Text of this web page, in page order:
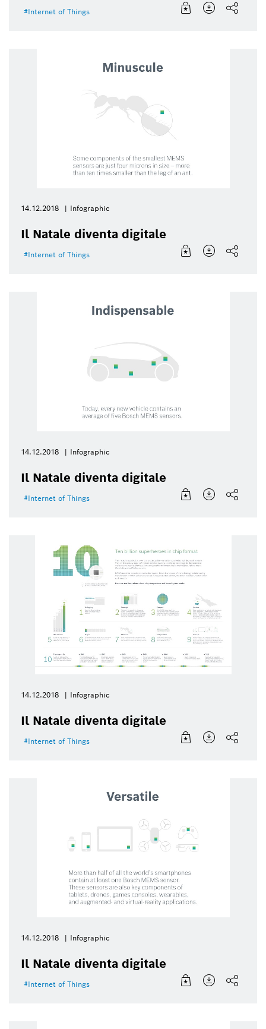
Internet of Things
14.12.2018 Infographic
Il Natale diventa digitale
Internet of Things
14.12.2018 Infographic
Il Natale diventa digitale
Internet of Things
14.12.2018 Infographic
Il Natale diventa digitale
Internet of Things
14.12.2018 Infographic
Il Natale diventa digitale
Internet of Things